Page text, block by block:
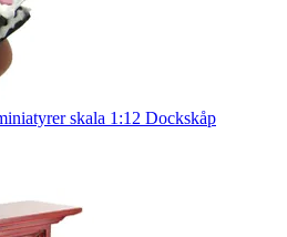
skala 1:12 Dockskåp